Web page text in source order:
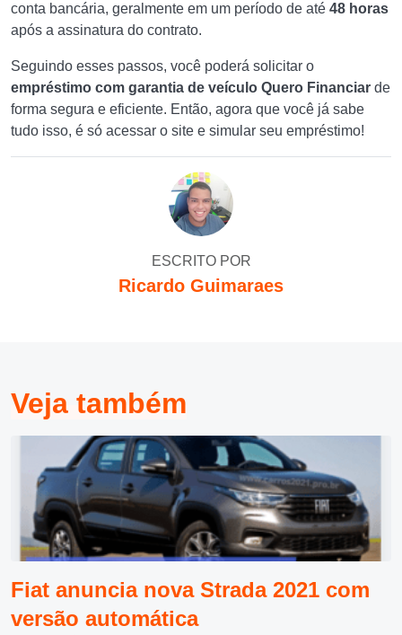
conta bancária, geralmente em um período de até 48 horas
após a assinatura do contrato.
Seguindo esses passos, você poderá solicitar o
empréstimo com garantia de veículo Quero Financiar de
forma segura e eficiente. Então, agora que você já sabe
tudo isso, é só acessar o site e simular seu empréstimo!
ESCRITO POR
Ricardo Guimaraes
Veja também
Fiat anuncia nova Strada 2021 com
versão automática